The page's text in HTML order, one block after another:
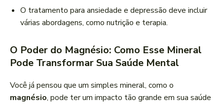
O tratamento para ansiedade e depressão deve incluir
várias abordagens, como nutrição e terapia.
O Poder do Magnésio: Como Esse Mineral
Pode Transformar Sua Saúde Mental
Você já pensou que um simples mineral, como o
magnésio, pode ter um impacto tão grande em sua saúde